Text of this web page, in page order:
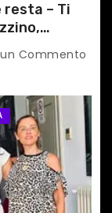
resta – Ti
Commento